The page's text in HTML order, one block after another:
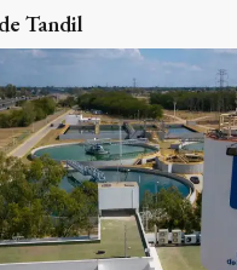
Tandil